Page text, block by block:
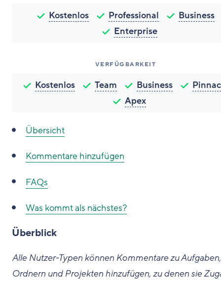
Kostenlos Professional
Business
Enterprise
VERFÜGBARKEIT
Kostenlos Team Business
Apex
Übersicht
Kommentare hinzufügen
FAQs
Was kommt als nächstes?
Überblick
Alle Nutzer-Typen können Kommentare zu Aufgaben,
Ordnern und Projekten hinzufügen, zu denen sie